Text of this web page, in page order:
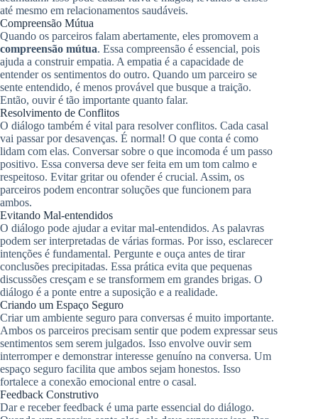
até mesmo em relacionamentos saudáveis.
Compreensão Mútua
Quando os parceiros falam abertamente, eles promovem a
compreensão mútua. Essa compreensão é essencial, pois
ajuda a construir empatia. A empatia é a capacidade de
entender os sentimentos do outro. Quando um parceiro se
sente entendido, é menos provável que busque a traição.
Então, ouvir é tão importante quanto falar.
Resolvimento de Conflitos
O diálogo também é vital para resolver conflitos. Cada casal
vai passar por desavenças. É normal! O que conta é como
lidam com elas. Conversar sobre o que incomoda é um passo
positivo. Essa conversa deve ser feita em um tom calmo e
respeitoso. Evitar gritar ou ofender é crucial. Assim, os
parceiros podem encontrar soluções que funcionem para
ambos.
Evitando Mal-entendidos
O diálogo pode ajudar a evitar mal-entendidos. As palavras
podem ser interpretadas de várias formas. Por isso, esclarecer
intenções é fundamental. Pergunte e ouça antes de tirar
conclusões precipitadas. Essa prática evita que pequenas
discussões cresçam e se transformem em grandes brigas. O
diálogo é a ponte entre a suposição e a realidade.
Criando um Espaço Seguro
Criar um ambiente seguro para conversas é muito importante.
Ambos os parceiros precisam sentir que podem expressar seus
sentimentos sem serem julgados. Isso envolve ouvir sem
interromper e demonstrar interesse genuíno na conversa. Um
espaço seguro facilita que ambos sejam honestos. Isso
fortalece a conexão emocional entre o casal.
Feedback Construtivo
Dar e receber feedback é uma parte essencial do diálogo.